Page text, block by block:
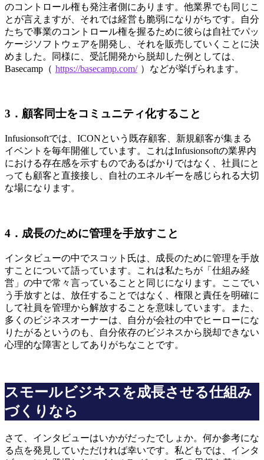
のコントロール権も発注者側にあります。他業界でも同じこ
とが言えますが、それでは経営も脆弱になりがちです。自分
たちで事業のコントロール権を握るために彼らは自社でパッ
ケージソフトウェアを開発し、それを販売していくことに決
めました。同様に、受託開発から脱却した例としては、
Basecamp（ https://basecamp.com/ ）などが挙げられます。
3．顧客同士をコミュニティ化すること
Infusionsoftでは、ICONという既存顧客、新規顧客が集まる
イベントを毎年開催しています。これはInfusionsoftの業界内
における存在感を示すものであるばかりではなく、社員にと
っても顧客と直接接し、自社のエネルギーを感じられる大切
な場になります。
4．成長のために管理を手放すこと
インタビューの中でスコット氏は、成長のために管理を手放
すことについて語っています。これは私たちが「仕組み経
営」の中で常々言っていることと同じになります。ここでい
う手放すとは、放任することではなく、権限と責任を明確に
して社員を管理から解放することを意味しています。また、
多くのビジネスオーナーは、自分が会社の中でヒーローにな
りたがるというのも、自分依存のビジネスから脱却できない
心理的な障害としてありがちなことです。
スモールビジネスを成長させる仕組み
づくりなら
さて、インタビューはいかがだったでしょか。何か参考にな
る点を発見していただければ幸いです。私どもでは、インタ